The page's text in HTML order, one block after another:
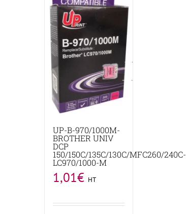
UP-B-970/1000M-
BROTHER UNIV
DCP
150/150C/135C/130C/MFC260/240C-
LC970/1000-M
1,01€ HT